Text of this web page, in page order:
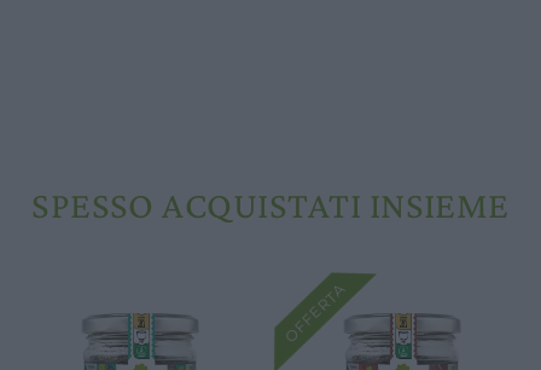
SPESSO ACQUISTATI INSIEME
OFFERTA